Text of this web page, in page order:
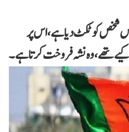
شخص کو ٹکٹ دیا ہے، اس پر
کیے تھے، وہ نشہ فروخت کرتا ہے۔